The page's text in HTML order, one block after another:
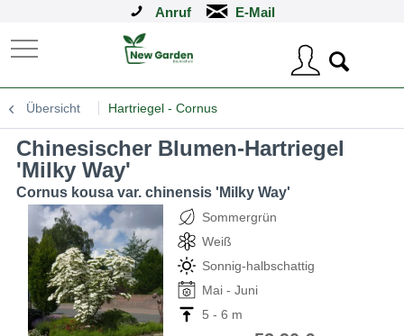
Anruf
Übersicht Hartriegel - Cornus
Chinesischer Blumen-Hartriegel
'Milky Way'
Cornus kousa var. chinensis 'Milky Way'
Sommergrün
Weiß
Sonnig-halbschattig
Mai - Juni
5 - 6 m